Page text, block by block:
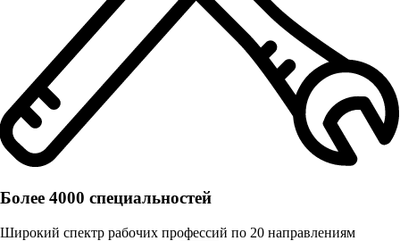
Более 4000 специальностей
Широкий спектр рабочих профессий по 20 направлениям